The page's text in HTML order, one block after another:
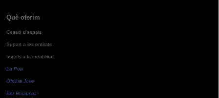
Què oferim
Cessió d'espais
Suport a les entitats
Impuls a la creativitat
La Pua
Oficina Jove
Bar Bocamoll